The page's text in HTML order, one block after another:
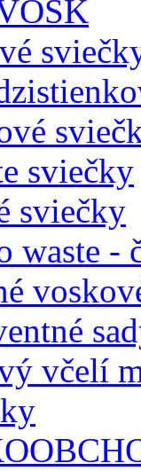
sviečky
sviečky
waste -
včelí